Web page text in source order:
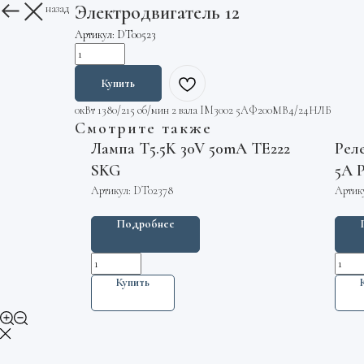
Вернуться назад Электродвигатель 12
Артикул: DT00523
Купить
0кВт 1380/215 об/мин 2 вала IM3002 5АФ200МВ4/24НЛБ
Смотрите также
Лампа T5.5K 30V 50mA TE222
SKG
Артикул: DT02378
Подробнее
Купить
5А